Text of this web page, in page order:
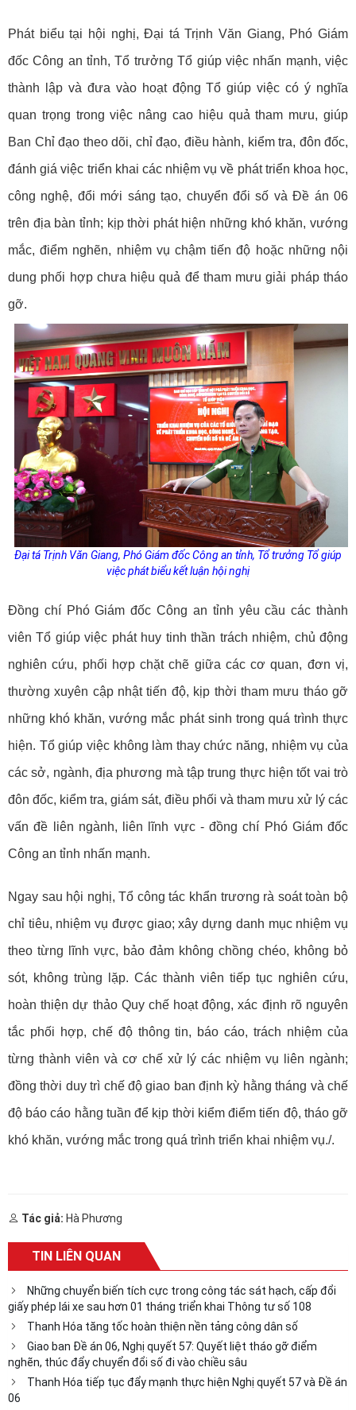
Phát biểu tại hội nghị, Đại tá Trịnh Văn Giang, Phó Giám
đốc Công an tỉnh, Tổ trưởng Tổ giúp việc nhấn mạnh, việc
thành lập và đưa vào hoạt động Tổ giúp việc có ý nghĩa
quan trọng trong việc nâng cao hiệu quả tham mưu, giúp
Ban Chỉ đạo theo dõi, chỉ đạo, điều hành, kiểm tra, đôn đốc,
đánh giá việc triển khai các nhiệm vụ về phát triển khoa học,
công nghệ, đổi mới sáng tạo, chuyển đổi số và Đề án 06
trên địa bàn tỉnh; kịp thời phát hiện những khó khăn, vướng
mắc, điểm nghẽn, nhiệm vụ chậm tiến độ hoặc những nội
dung phối hợp chưa hiệu quả để tham mưu giải pháp tháo
gỡ.
Đại tá Trịnh Văn Giang, Phó Giám đốc Công an tỉnh, Tổ trưởng Tổ giúp
việc phát biểu kết luận hội nghị
Đồng chí Phó Giám đốc Công an tỉnh yêu cầu các thành
viên Tổ giúp việc phát huy tinh thần trách nhiệm, chủ động
nghiên cứu, phối hợp chặt chẽ giữa các cơ quan, đơn vị,
thường xuyên cập nhật tiến độ, kịp thời tham mưu tháo gỡ
những khó khăn, vướng mắc phát sinh trong quá trình thực
hiện. Tổ giúp việc không làm thay chức năng, nhiệm vụ của
các sở, ngành, địa phương mà tập trung thực hiện tốt vai trò
đôn đốc, kiểm tra, giám sát, điều phối và tham mưu xử lý các
vấn đề liên ngành, liên lĩnh vực - đồng chí Phó Giám đốc
Công an tỉnh nhấn mạnh.
Ngay sau hội nghị, Tổ công tác khẩn trương rà soát toàn bộ
chỉ tiêu, nhiệm vụ được giao; xây dựng danh mục nhiệm vụ
theo từng lĩnh vực, bảo đảm không chồng chéo, không bỏ
sót, không trùng lặp. Các thành viên tiếp tục nghiên cứu,
hoàn thiện dự thảo Quy chế hoạt động, xác định rõ nguyên
tắc phối hợp, chế độ thông tin, báo cáo, trách nhiệm của
từng thành viên và cơ chế xử lý các nhiệm vụ liên ngành;
đồng thời duy trì chế độ giao ban định kỳ hằng tháng và chế
độ báo cáo hằng tuần để kịp thời kiểm điểm tiến độ, tháo gỡ
khó khăn, vướng mắc trong quá trình triển khai nhiệm vụ./.
Tác giả: Hà Phương
TIN LIÊN QUAN
Những chuyển biến tích cực trong công tác sát hạch, cấp đổi
giấy phép lái xe sau hơn 01 tháng triển khai Thông tư số 108
Thanh Hóa tăng tốc hoàn thiện nền tảng công dân số
Giao ban Đề án 06, Nghị quyết 57: Quyết liệt tháo gỡ điểm
nghẽn, thúc đẩy chuyển đổi số đi vào chiều sâu
Thanh Hóa tiếp tục đẩy mạnh thực hiện Nghị quyết 57 và Đề án
06